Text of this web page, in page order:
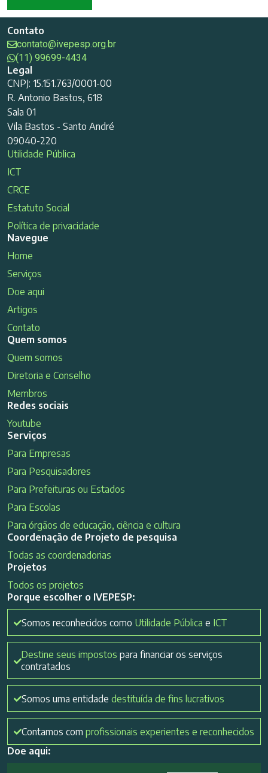
Contato
contato@ivepesp.org.br
(11) 99699-4434
Legal
CNPJ: 15.151.763/0001-00
R. Antonio Bastos, 618
Sala 01
Vila Bastos - Santo André
09040-220
Utilidade Pública
ICT
CRCE
Estatuto Social
Política de privacidade
Navegue
Home
Serviços
Doe aqui
Artigos
Contato
Quem somos
Quem somos
Diretoria e Conselho
Membros
Redes sociais
Youtube
Serviços
Para Empresas
Para Pesquisadores
Para Prefeituras ou Estados
Para Escolas
Para órgãos de educação, ciência e cultura
Coordenação de Projeto de pesquisa
Todas as coordenadorias
Projetos
Todos os projetos
Porque escolher o IVEPESP:
Somos reconhecidos como Utilidade Pública e ICT
Destine seus impostos para financiar os serviços
contratados
Somos uma entidade destituída de fins lucrativos
Contamos com profissionais experientes e reconhecidos
Doe aqui: